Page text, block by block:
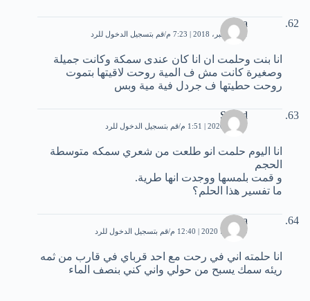
Sasa
21 ديسمبر، 2018 | 7:23 م قم بتسجيل الدخول للرد
انا بنت وحلمت ان انا كان عندى سمكة وكانت جميلة
وصغيرة كانت مش ف المية روحت لاقيتها بتموت
روحت حطيتها ف جردل فية مية وبس
Souad
7 مايو، 2020 | 1:51 م قم بتسجيل الدخول للرد
انا اليوم حلمت انو طلعت من شعري سمكه متوسطة
الحجم
و قمت بلمسها ووجدت انها طرية.
ما تفسير هذا الحلم؟
doaa
29 يونيو، 2020 | 12:40 م قم بتسجيل الدخول للرد
انا حلمته اني في رحت مع احد قرباي في قارب من ثمه
ريئه سمك يسبح من حولي واني كني بنصف الماء